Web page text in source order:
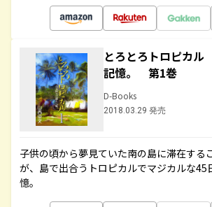
とろとろトロピカ
記憶。 第1巻
D-Books
2018.03.29 発売
子供の頃から夢見ていた南の島に滞在する
が、島で出合うトロピカルでマジカルな45
憶。